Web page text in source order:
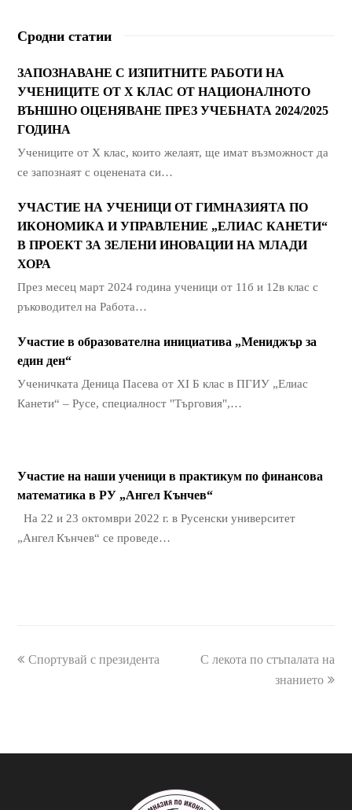
Сродни статии
ЗАПОЗНАВАНЕ С ИЗПИТНИТЕ РАБОТИ НА
УЧЕНИЦИТЕ ОТ Х КЛАС ОТ НАЦИОНАЛНОТО
ВЪНШНО ОЦЕНЯВАНЕ ПРЕЗ УЧЕБНАТА 2024/2025
ГОДИНА
Учениците от Х клас, които желаят, ще имат възможност да
се запознаят с оценената си…
УЧАСТИЕ НА УЧЕНИЦИ ОТ ГИМНАЗИЯТА ПО
ИКОНОМИКА И УПРАВЛЕНИЕ „ЕЛИАС КАНЕТИ“
В ПРОЕКТ ЗА ЗЕЛЕНИ ИНОВАЦИИ НА МЛАДИ
ХОРА
През месец март 2024 година ученици от 11б и 12в клас с
ръководител на Работа…
Участие в образователна инициатива „Мениджър за
един ден“
Ученичката Деница Пасева от XI Б клас в ПГИУ „Елиас
Канети“ – Русе, специалност "Търговия",…
Участие на наши ученици в практикум по финансова
математика в РУ „Ангел Кънчев“
На 22 и 23 октомври 2022 г. в Русенски университет
„Ангел Кънчев“ се проведе…
previous
Спортувай с президента
next
С лекота по стъпалата на
знанието